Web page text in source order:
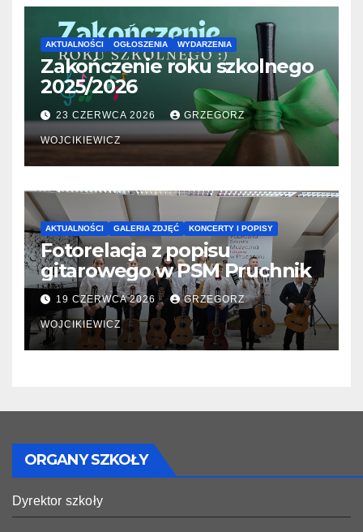
AKTUALNOŚCI OGŁOSZENIA WYDARZENIA
Zakończenie roku szkolnego
2025/2026
23 CZERWCA 2026 GRZEGORZ
WOJCIKIEWICZ
AKTUALNOŚCI GALERIA ZDJĘĆ KONCERTY I POPISY
Fotorelacja z popisu
gitarowego w PSM Pruchnik
19 CZERWCA 2026 GRZEGORZ
WOJCIKIEWICZ
ORGANY SZKOŁY
Dyrektor szkoły